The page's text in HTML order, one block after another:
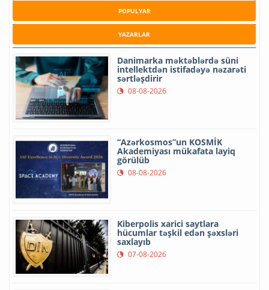
POPULYAR
YAZARLAR
Danimarka məktəblərdə süni
intellektdən istifadəyə nəzarəti
sərtləşdirir
08-08-2026
“Azərkosmos”un KOSMİK
Akademiyası mükafata layiq
görülüb
08-08-2026
Kiberpolis xarici saytlara
hücumlar təşkil edən şəxsləri
saxlayıb
07-08-2026